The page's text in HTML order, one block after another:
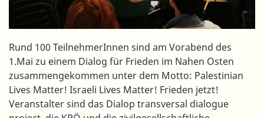
Rund 100 TeilnehmerInnen sind am Vorabend des
1.Mai zu einem Dialog für Frieden im Nahen Osten
zusammengekommen unter dem Motto: Palestinian
Lives Matter! Israeli Lives Matter! Frieden jetzt!
Veranstalter sind das Dialop transversal dialogue